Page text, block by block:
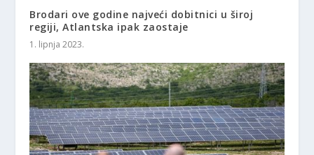
Brodari ove godine najveći dobitnici u široj
regiji, Atlantska ipak zaostaje
1. lipnja 2023.